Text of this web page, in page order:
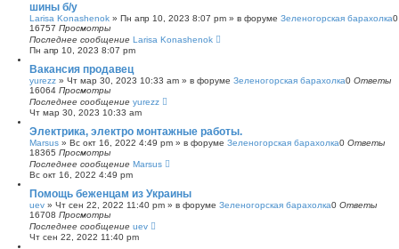
шины б/у
Larisa Konashenok » Пн апр 10, 2023 8:07 pm » в форуме Зеленогорская барахолка
16757 Просмотры
Последнее сообщение Larisa Konashenok
Пн апр 10, 2023 8:07 pm
Вакансия продавец
yurezz » Чт мар 30, 2023 10:33 am » в форуме Зеленогорская барахолка0 Ответы
16064 Просмотры
Последнее сообщение yurezz
Чт мар 30, 2023 10:33 am
Электрика, электро монтажные работы.
Marsus » Вс окт 16, 2022 4:49 pm » в форуме Зеленогорская барахолка0 Ответы
18365 Просмотры
Последнее сообщение Marsus
Вс окт 16, 2022 4:49 pm
Помощь беженцам из Украины
uev » Чт сен 22, 2022 11:40 pm » в форуме Зеленогорская барахолка0 Ответы
16708 Просмотры
Последнее сообщение uev
Чт сен 22, 2022 11:40 pm